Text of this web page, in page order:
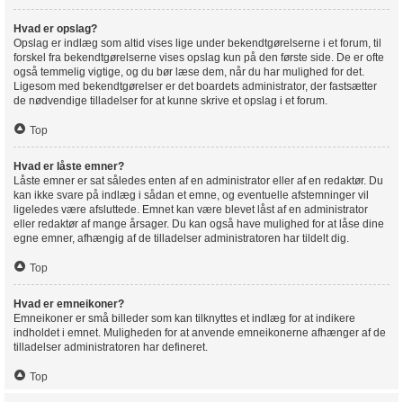
Hvad er opslag?
Opslag er indlæg som altid vises lige under bekendtgørelserne i et forum, til
forskel fra bekendtgørelserne vises opslag kun på den første side. De er ofte
også temmelig vigtige, og du bør læse dem, når du har mulighed for det.
Ligesom med bekendtgørelser er det boardets administrator, der fastsætter
de nødvendige tilladelser for at kunne skrive et opslag i et forum.
Top
Hvad er låste emner?
Låste emner er sat således enten af en administrator eller af en redaktør. Du
kan ikke svare på indlæg i sådan et emne, og eventuelle afstemninger vil
ligeledes være afsluttede. Emnet kan være blevet låst af en administrator
eller redaktør af mange årsager. Du kan også have mulighed for at låse dine
egne emner, afhængig af de tilladelser administratoren har tildelt dig.
Top
Hvad er emneikoner?
Emneikoner er små billeder som kan tilknyttes et indlæg for at indikere
indholdet i emnet. Muligheden for at anvende emneikonerne afhænger af de
tilladelser administratoren har defineret.
Top